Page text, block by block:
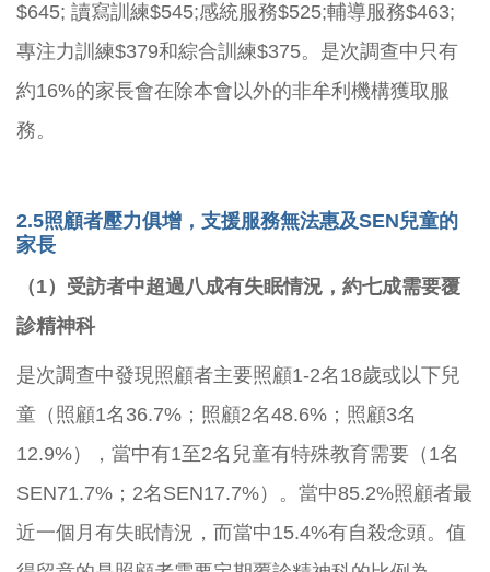
$645; 讀寫訓練$545;感統服務$525;輔導服務$463;
專注力訓練$379和綜合訓練$375。是次調查中只有
約16%的家長會在除本會以外的非牟利機構獲取服
務。
2.5照顧者壓力俱增，支援服務無法惠及SEN兒童的
家長
（1）受訪者中超過八成有失眠情況，約七成需要覆
診精神科
是次調查中發現照顧者主要照顧1-2名18歲或以下兒
童（照顧1名36.7%；照顧2名48.6%；照顧3名
12.9%），當中有1至2名兒童有特殊教育需要（1名
SEN71.7%；2名SEN17.7%）。當中85.2%照顧者最
近一個月有失眠情況，而當中15.4%有自殺念頭。值